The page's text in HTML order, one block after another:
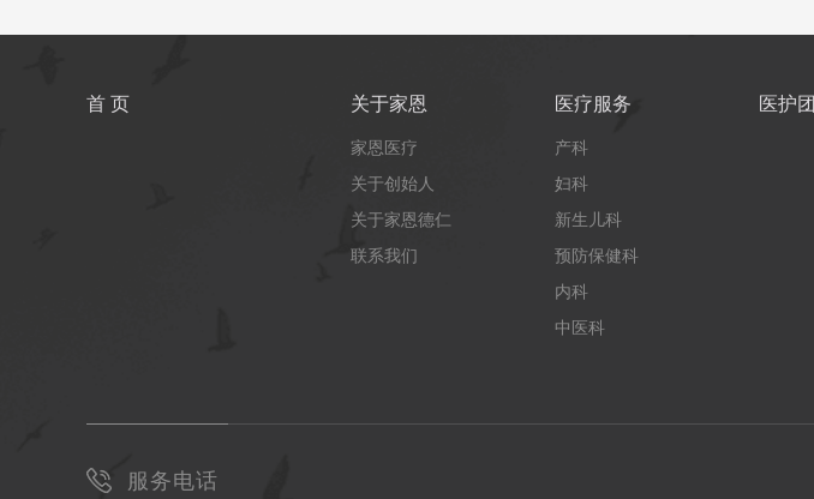
首 页 关于家恩
家恩医疗
关于创始人
关于家恩德仁
联系我们
医疗服务
产科
妇科
新生儿科
预防保健科
内科
中医科
医护
服务电话